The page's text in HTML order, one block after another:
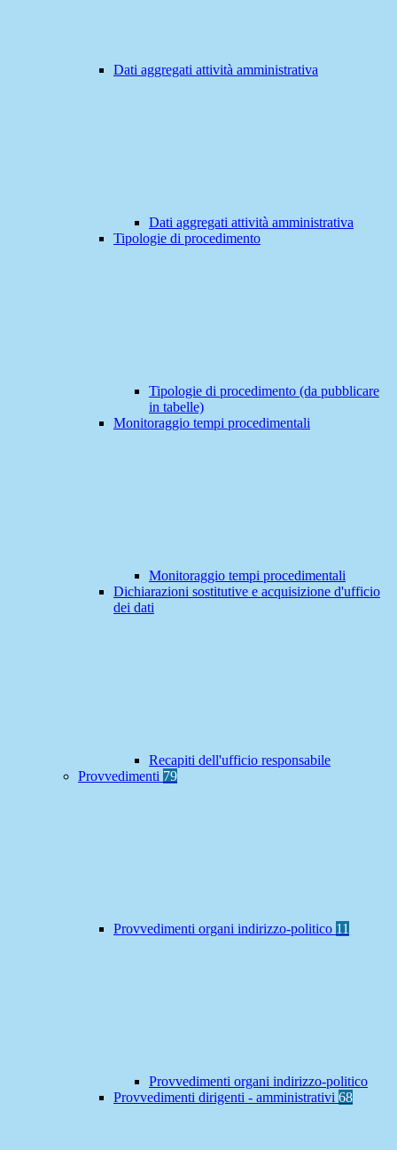
Dati aggregati attività amministrativa
Dati aggregati attività amministrativa
Tipologie di procedimento
Tipologie di procedimento (da pubblicare
in tabelle)
Monitoraggio tempi procedimentali
Monitoraggio tempi procedimentali
Dichiarazioni sostitutive e acquisizione d'ufficio
dei dati
Recapiti dell'ufficio responsabile
Provvedimenti 79
Provvedimenti organi indirizzo-politico 11
Provvedimenti organi indirizzo-politico
Provvedimenti dirigenti - amministrativi 68